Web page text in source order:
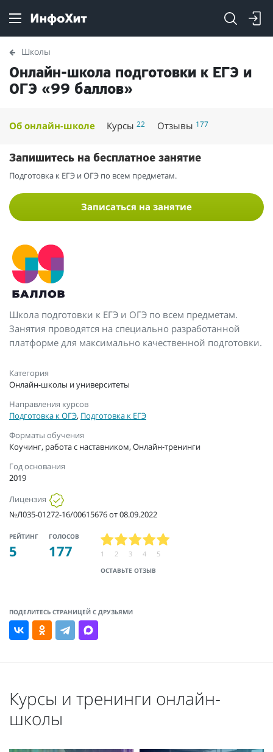
Школы
Онлайн-школа подготовки к ЕГЭ и
ОГЭ «99 баллов»
Об онлайн-школе Курсы22 Отзывы 177
Школа подготовки к ЕГЭ и ОГЭ по всем предметам.
Занятия проводятся на специально разработанной
платформе для максимально качественной подготовки.
Категория
Онлайн-школы и университеты
Направления курсов
Подготовка к ОГЭ, Подготовка к ЕГЭ
Форматы обучения
Коучинг, работа с наставником, Онлайн-тренинги
Год основания
2019
Лицензия
№Л035-01272-16/00615676 от 08.09.2022
РЕЙТИНГ
5
ГОЛОСОВ
177
ОСТАВЬТЕ ОТЗЫВ
1 2 3 4 5
ПОДЕЛИТЕСЬ СТРАНИЦЕЙ С ДРУЗЬЯМИ
Запишитесь на бесплатное занятие
Подготовка к ЕГЭ и ОГЭ по всем предметам.
Записаться на занятие
Курсы и тренинги онлайн-
школы